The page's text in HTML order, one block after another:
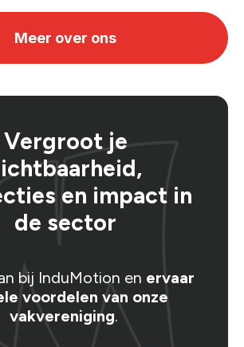
Meer over ons
Vergroot je
en impact in
de sector
bij InduMotion en ervaar
voordelen van onze
vakvereniging.